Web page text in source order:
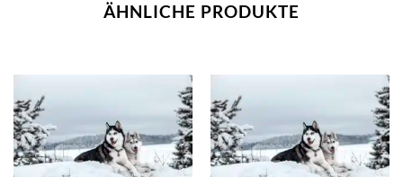
ÄHNLICHE PRODUKTE